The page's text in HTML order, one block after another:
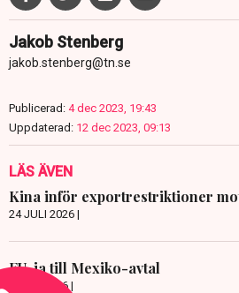
Jakob Stenberg
jakob.stenberg@tn.se
Publicerad: 4 dec 2023, 19:43
Uppdaterad: 12 dec 2023, 09:13
LÄS ÄVEN
Kina inför exportrestriktioner
24 JULI 2026 |
EU-ja till Mexiko-avtal
8 JULI 2026 |